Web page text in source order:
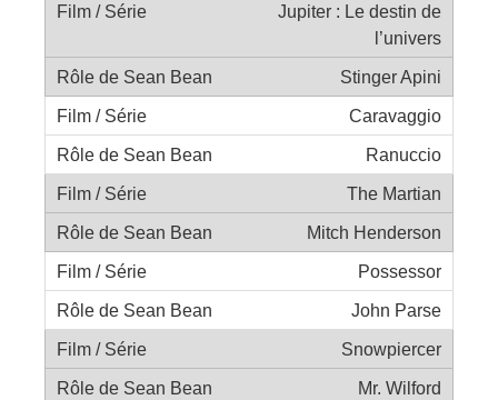
Jupiter : Le destin de
l’univers
Stinger Apini
Caravaggio
Ranuccio
The Martian
Mitch Henderson
Possessor
John Parse
Snowpiercer
Mr. Wilford